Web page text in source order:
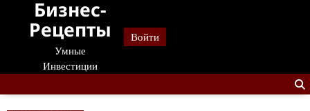
Перейти
содержанию
Бизнес-
Рецепты
Умные
Инвестиции
Войти